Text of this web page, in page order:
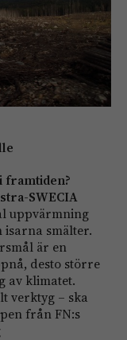
framtiden?
­SWECIA
uppvärmning
isarna smälter.
är en
desto större
av klimatet.
verktyg – ska
från FN:s